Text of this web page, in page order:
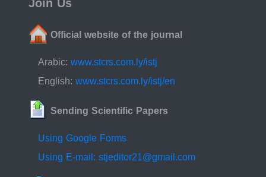
Official website of the journal
Arabic:www.stcrs.com.ly/istj
English:www.stcrs.com.ly/istj/en
Sending Scientific Papers
Using Google Forms
Using E-mail: stjeditor21@gmail.com